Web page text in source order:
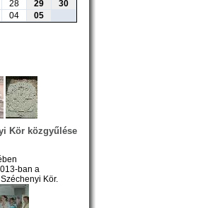
28 29
30
04 05
Kör közgyűlése
ban a
Kör.